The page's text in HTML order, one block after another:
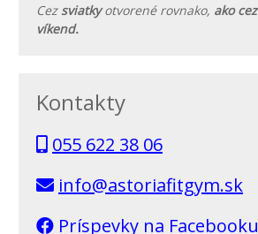
Cez sviatkyotvorené rovnako, ako cez
víkend.
Kontakty
055 622 38 06
info@astoriafitgym.sk
Príspevky na Facebooku